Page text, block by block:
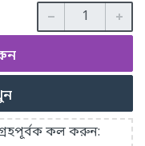
কল করুন: